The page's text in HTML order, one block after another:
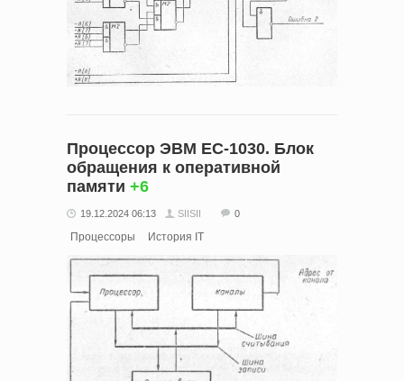
Процессор ЭВМ ЕС-1030. Блок
обращения к оперативной
памяти +6
19.12.2024 06:13 SIISII 0
Процессоры История IT